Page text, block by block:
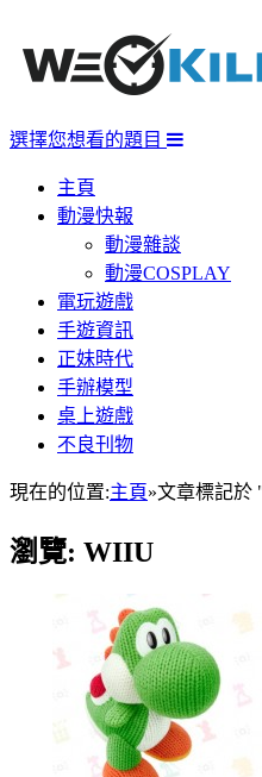
選擇您想看的題目
主頁
動漫快報
動漫雜談
動漫COSPLAY
電玩遊戲
手遊資訊
正妹時代
手辦模型
桌上遊戲
不良刊物
現在的位置:主頁»文章標記於
瀏覽: WIIU